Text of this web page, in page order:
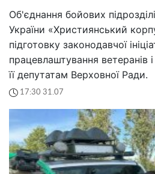
Об'єднання бойових
України «Християнський
підготовку законодавчої
працевлаштування ветеранів
її депутатам Верховної Ради.
17:30 31.07